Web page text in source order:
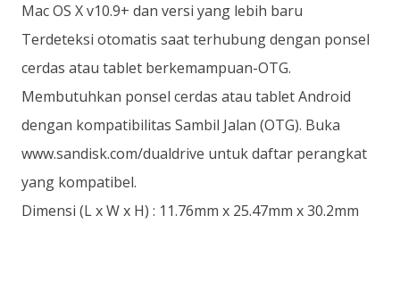
Mac OS X v10.9+ dan versi yang lebih baru
Terdeteksi otomatis saat terhubung dengan ponsel
cerdas atau tablet berkemampuan-OTG.
Membutuhkan ponsel cerdas atau tablet Android
dengan kompatibilitas Sambil Jalan (OTG). Buka
www.sandisk.com/dualdrive untuk daftar perangkat
yang kompatibel.
Dimensi (L x W x H) : 11.76mm x 25.47mm x 30.2mm